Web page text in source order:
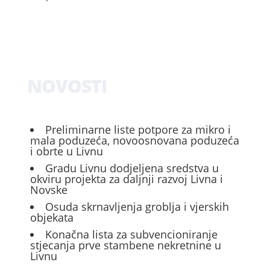
Preliminarne liste potpore za mikro i
mala poduzeća, novoosnovana poduzeća
i obrte u Livnu
Gradu Livnu dodjeljena sredstva u
okviru projekta za daljnji razvoj Livna i
Novske
Osuda skrnavljenja groblja i vjerskih
objekata
Konačna lista za subvencioniranje
stjecanja prve stambene nekretnine u
Livnu